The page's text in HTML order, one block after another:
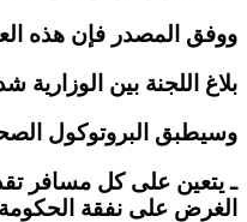
ووفق المصدر فإن هذه العملية التي ستنطلق ابتداء من يوم
بلاغ اللجنة بين
وسيطبق البروتوكول
الغرض على نفقة الحكومة